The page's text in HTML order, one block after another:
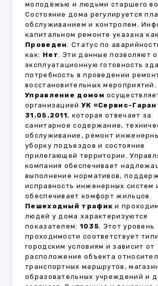
молодёжью и людьми старшего
Состояние дома регулируется
обслуживанием и контролем.
капитальном ремонте указана
Проведен. Статус по
как: Нет. Эти данные позволяют
эксплуатационную готовность
потребность в проведении
восстановительных мероприятий.
Управление домом
организациейУК «Сервис-
31.05.2011, которая отвечает за
санитарное содержание,
обслуживание, ремонт
уборку подъездов и состояние
прилегающей территории.
компания обеспечивает
выполнение нормативов,
исправность инженерных систем
обеспечивает комфорт жильцов.
Пешеходный трафик и
людей у дома характеризуются
показателем: 1035. Этот уровень
проходимости соответствует
городским условиям и зависит от
расположения объекта
транспортных маршрутов,
образовательных учреждений и